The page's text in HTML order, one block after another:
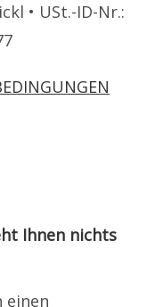
• USt.-ID-Nr.:
Ihnen nichts
einen